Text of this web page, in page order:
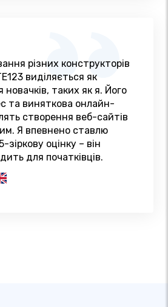
різних конструкторів
виділяється як
таких як я. Його
та виняткова онлайн-
створення веб-сайтів
Я впевнено ставлю
зіркову оцінку – він
для початківців.